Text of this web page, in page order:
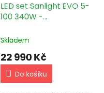
LED set Sanlight EVO 5-
100 340W -
Skladem
22 990 Kč
Do košíku